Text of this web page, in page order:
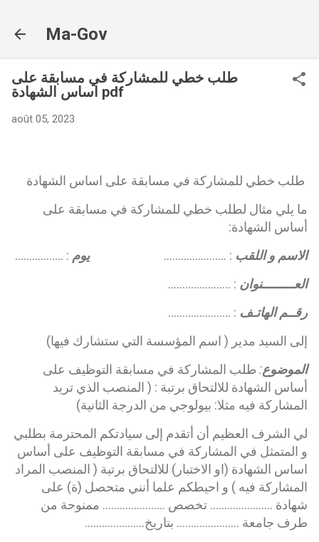
Ma-Gov
طلب خطي للمشاركة في مسابقة على
اساس الشهادة pdf
août 05, 2023
طلب خطي للمشاركة في مسابقة على اساس الشهادة
ما يلي مثال لطلب خطي للمشاركة في مسابقة على
أساس الشهادة:
الاسم و اللقب : …………………. يوم : ……………..
العـــــــــنوان : ………………….
رقــم الهاتـف : ………………….
إلى السيد مدير ( اسم المؤسسة التي ستشارك فيها)
الموضوع: طلب المشاركة في مسابقة التوظيف على
أساس الشهادة للالتحاق برتبة : ( المنصب الذي تريد
المشاركة فيه مثلا: بيولوجي من الدرجة الثانية)
لي الشرف العظيم أن أتقدم إلى سيادتكم المحترمة بطلبي
و المتمثل في المشاركة في مسابقة التوظيف على أساس
اساس الشهادة (او الاختبار) للالتحاق برتبة ( المنصب المراد
المشاركة فيه ) و احيطكم علما أنني متحصل (ة) على
شهادة …………………. تخصص …………………. ممنوحة من
طرف جامعة …………………. بتاريخ…………………